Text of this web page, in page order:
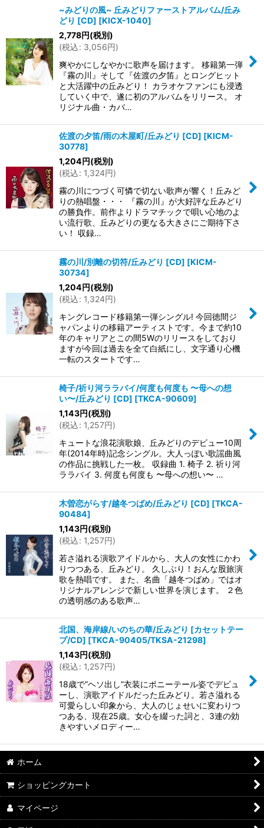
~みどりの風~ 丘みどりファーストアルバム/丘み
どり [CD] [KICX-1040]
2,778円(税別)
(税込: 3,056円)
爽やかにしなやかに歌声を届けます。 移籍第一弾
『霧の川』そして『佐渡の夕笛』とロングヒット
と大活躍中の丘みどり！ カラオケファンにも浸透
していく中で、遂に初のアルバムをリリース。 オ
リジナル曲・カバ…
佐渡の夕笛/雨の木屋町/丘みどり [CD] [KICM-
30778]
1,204円(税別)
(税込: 1,324円)
霧の川につづく可憐で切ない歌声が響く！丘みど
りの熱唱盤・・・ 『霧の川』が大好評な丘みどり
の勝負作。前作よりドラマチックで唄い心地のよ
い流行歌、丘みどりの更なる大きさにご期待下さ
い！ 収録…
霧の川/別離の切符/丘みどり [CD] [KICM-
30734]
1,204円(税別)
(税込: 1,324円)
キングレコード移籍第一弾シングル! 今回徳間ジ
ャパンよりの移籍アーティストです。今まで約10
年のキャリアとこの間5Wのリリースをしており
ますが今回は過去を全て白紙にし、文字通り心機
一転のスタートです…
椅子/祈り河ララバイ/何度も何度も 〜母への想
い〜/丘みどり [CD] [TKCA-90609]
1,143円(税別)
(税込: 1,257円)
キュートな浪花演歌娘、丘みどりのデビュー10周
年(2014年時)記念シングル。大人っぽい歌謡曲風
の作品に挑戦した一枚。 収録曲 1. 椅子 2. 祈り河
ララバイ 3. 何度も何度も 〜母への想い〜 …
木曽恋がらす/越冬つばめ/丘みどり [CD] [TKCA-
90484]
1,143円(税別)
(税込: 1,257円)
若さ溢れる演歌アイドルから、大人の女性にかわ
りつつある、丘みどり。 久しぶり！おんな股旅演
歌を熱唱です。 また、名曲「越冬つばめ」ではオ
リジナルアレンジで新しい世界を演じます。 ２色
の透明感のある歌声…
北国、海岸線/いのちの華/丘みどり [カセットテー
プ/CD] [TKCA-90405/TKSA-21298]
1,143円(税別)
(税込: 1,257円)
18歳で”ヘソ出し”衣装にポニーテール姿でデビュ
ーし、演歌アイドルだった丘みどり。若さ溢れる
可愛らしい印象から、大人のじょせいに変わりつ
つある、現在25歳。女心を綴った詞と、3連の効
きやすいメロディー…
ホーム
ショッピングカート
マイページ